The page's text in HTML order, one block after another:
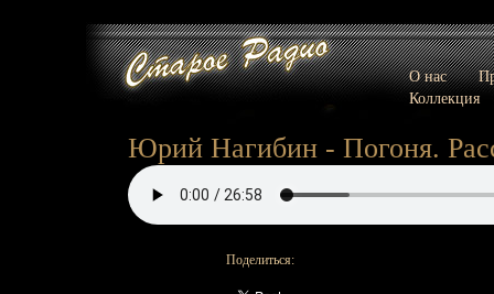
О нас
Коллекция
Юрий Нагибин - Погоня.
Поделиться: